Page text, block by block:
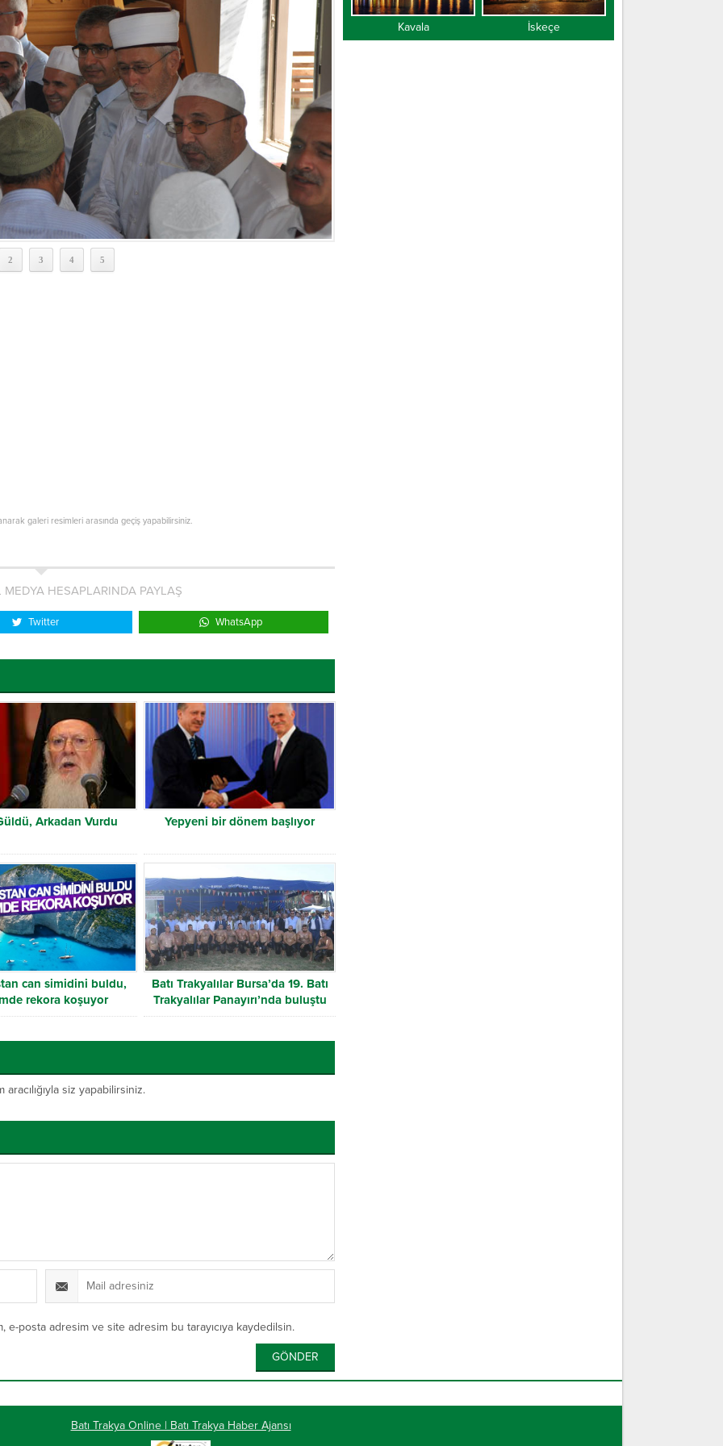
2 3 4 5
galeri resimleri arasında geçiş yapabilirsiniz.
MEDYA HESAPLARINDA PAYLAŞ
Twitter WhatsApp
Arkadan Vurdu Yepyeni bir dönem başlıyor
can simidini buldu,
rekora koşuyor
Batı Trakyalılar Bursa’da 19. Batı
Trakyalılar Panayırı’nda buluştu
siz yapabilirsiniz.
e-posta adresim ve site adresim bu tarayıcıya kaydedilsin.
Kavala İskeçe Gümülcine
Batı Trakya Online | Batı Trakya Haber Ajansı